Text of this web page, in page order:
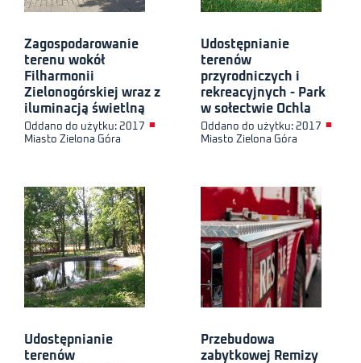
Zagospodarowanie
terenu wokół
Filharmonii
Zielonogórskiej wraz z
iluminacją świetlną
Oddano do użytku: 2017 ■
Miasto Zielona Góra
Udostępnianie
terenów
przyrodniczych i
rekreacyjnych - Park
w sołectwie Ochla
Oddano do użytku: 2017 ■
Miasto Zielona Góra
Udostępnianie
terenów
Przebudowa
zabytkowej Remizy